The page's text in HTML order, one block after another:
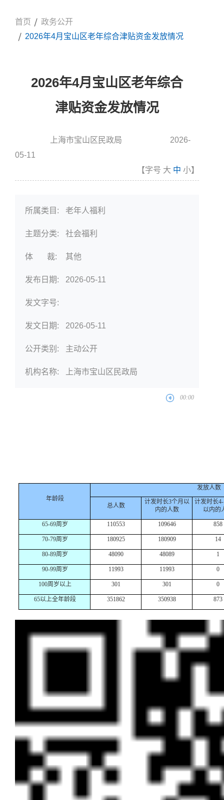
首页
政务公开
2026年4月宝山区老年综合津贴资金发放情况
2026年4月宝山区老年综合
津贴资金发放情况
上海市宝山区民政局
2026-
05-11
【字号 大 中 小】
所属类目: 老年人福利
主题分类: 社会福利
体 裁: 其他
发布日期: 2026-05-11
发文字号:
发文日期: 2026-05-11
公开类别: 主动公开
机构名称: 上海市宝山区民政局
年龄段
发放人数
总人数
计发时长3个月以
内的人数
计发时长
以内的
65-69周岁 110553 109646 858
70-79周岁 180925 180909 14
80-89周岁 48090 48089 1
90-99周岁 11993 11993 0
100周岁以上 301 301 0
65以上全年龄段 351862 350938 873